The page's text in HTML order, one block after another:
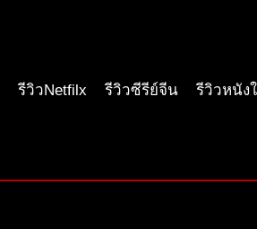
รีวิวNetfilx รีวิวซีรีย์จีน รีวิวหนัง